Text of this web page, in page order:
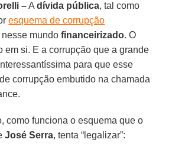
–Adívida pública, tal como
esquema de corrupção
nesse mundofinanceirizado. O
em si. E a corrupção que a grande
para que esse
corrupção embutido na chamada
como funciona o esquema que o
José Serra, tenta “legalizar”: